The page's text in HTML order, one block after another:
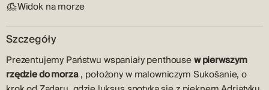
Widok na morze
Szczegóły
Prezentujemy Państwu wspaniały penthousew pierwszym
rzędzie do morza, położony w malowniczym Sukošanie, o